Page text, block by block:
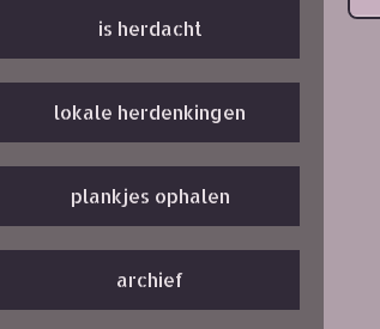
is herdacht
lokale herdenkingen
plankjes ophalen
archief